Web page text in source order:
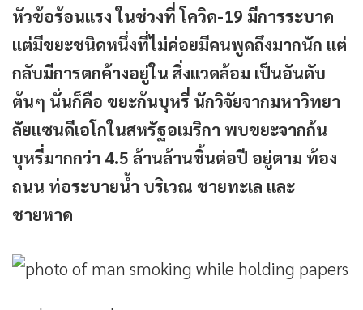
หัวข้อร้อนแรง ในช่วงที่ โควิด-19 มีการระบาด
แต่มีขยะชนิดหนึ่งที่ไม่ค่อยมีคนพูดถึงมากนัก แต่
กลับมีการตกค้างอยู่ใน สิ่งแวดล้อม เป็นอันดับ
ต้นๆ นั่นก็คือ ขยะก้นบุหรี่ นักวิจัยจากมหาวิทยา
ลัยแซนดีเอโกในสหรัฐอเมริกา พบขยะจากก้น
บุหรี่มากกว่า 4.5 ล้านล้านชิ้นต่อปี อยู่ตาม ท้อง
ถนน ท่อระบายน้ำ บริเวณ ชายทะเล และ
ชายหาด